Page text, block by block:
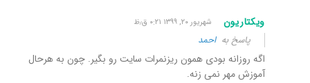
ویکتاریون شهریور ۲۰, ۱۳۹۹ ۰:۲۱ ق٫ظ
پاسخ بهاحمد
اگه روزانه بودی همون ریزنمرات سایت رو بگیر. چون به هرحال
آموزش مهر نمی زنه.